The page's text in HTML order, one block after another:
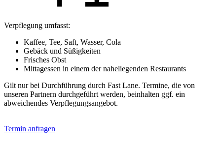
Verpflegung umfasst:
Kaffee, Tee, Saft, Wasser, Cola
Gebäck und Süßigkeiten
Frisches Obst
Mittagessen in einem der naheliegenden Restaurants
Gilt nur bei Durchführung durch Fast Lane. Termine, die von
unseren Partnern durchgeführt werden, beinhalten ggf. ein
abweichendes Verpflegungsangebot.
Termin anfragen